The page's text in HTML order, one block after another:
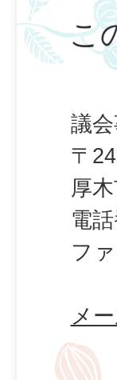
こ
議
〒
厚
電話
フ
メ